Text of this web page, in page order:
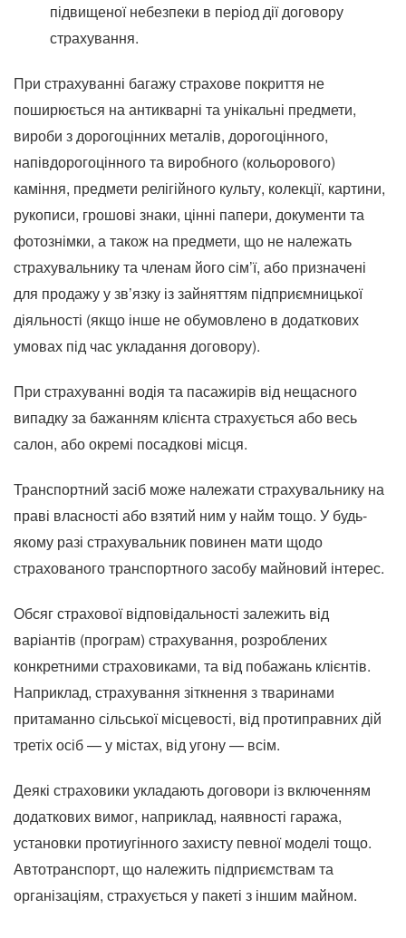
підвищеної небезпеки в період дії договору
страхування.
При страхуванні багажу страхове покриття не
поширюється на антикварні та унікальні предмети,
вироби з дорогоцінних металів, дорогоцінного,
напівдорогоцінного та виробного (кольорового)
каміння, предмети релігійного культу, колекції, картини,
рукописи, грошові знаки, цінні папери, документи та
фотознімки, а також на предмети, що не належать
страхувальнику та членам його сім’ї, або призначені
для продажу у зв’язку із зайняттям підприємницької
діяльності (якщо інше не обумовлено в додаткових
умовах під час укладання договору).
При страхуванні водія та пасажирів від нещасного
випадку за бажанням клієнта страхується або весь
салон, або окремі посадкові місця.
Транспортний засіб може належати страхувальнику на
праві власності або взятий ним у найм тощо. У будь-
якому разі страхувальник повинен мати щодо
страхованого транспортного засобу майновий інтерес.
Обсяг страхової відповідальності залежить від
варіантів (програм) страхування, розроблених
конкретними страховиками, та від побажань клієнтів.
Наприклад, страхування зіткнення з тваринами
притаманно сільської місцевості, від протиправних дій
третіх осіб — у містах, від угону — всім.
Деякі страховики укладають договори із включенням
додаткових вимог, наприклад, наявності гаража,
установки протиугінного захисту певної моделі тощо.
Автотранспорт, що належить підприємствам та
організаціям, страхується у пакеті з іншим майном.